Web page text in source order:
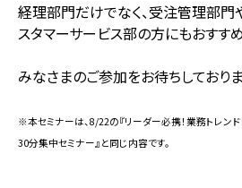
経理部門だけでなく、受注管理部門
スタマーサービス部の方にもおすすめ
みなさまのご参加をお待ちしておりま
※本セミナーは、8/22の『リーダー必携！業務トレンド
30分集中セミナー』と同じ内容です。